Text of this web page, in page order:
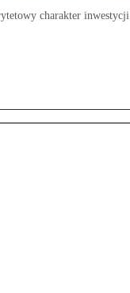
charakter inwestycji